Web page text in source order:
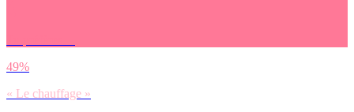
49%
« Le chauffage »